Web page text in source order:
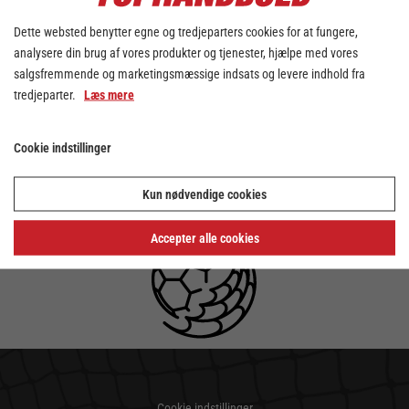
Dette websted benytter egne og tredjeparters cookies for at fungere,
analysere din brug af vores produkter og tjenester, hjælpe med vores
salgsfremmende og marketingsmæssige indsats og levere indhold fra
tredjeparter. Læs mere
Cookie indstillinger
Kun nødvendige cookies
Accepter alle cookies